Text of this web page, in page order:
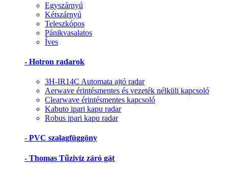
Egyszárnyú
Kétszárnyú
Teleszkópos
Pánikvasalatos
Íves
- Hotron radarok
3H-IR14C Automata ajtó radar
Aerwave érintésmentes és vezeték nélküli kapcsoló
Clearwave érintésmentes kapcsoló
Kabuto ipari kapu radar
Robus ipari kapu radar
- PVC szalagfüggöny
- Thomas Tűzivíz záró gát